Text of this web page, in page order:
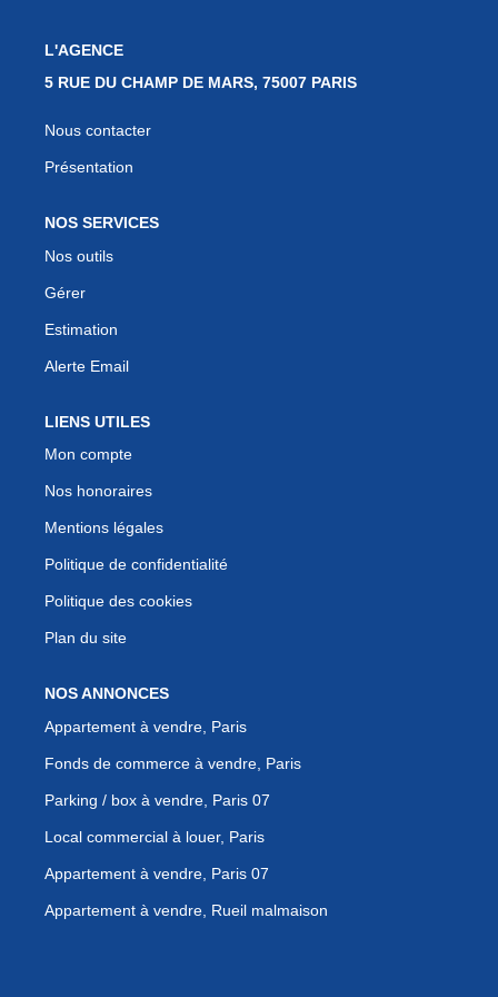
L'AGENCE
5 RUE DU CHAMP DE MARS, 75007 PARIS
Nous contacter
Présentation
NOS SERVICES
Nos outils
Gérer
Estimation
Alerte Email
LIENS UTILES
Mon compte
Nos honoraires
Mentions légales
Politique de confidentialité
Politique des cookies
Plan du site
NOS ANNONCES
Appartement à vendre, Paris
Fonds de commerce à vendre, Paris
Parking / box à vendre, Paris 07
Local commercial à louer, Paris
Appartement à vendre, Paris 07
Appartement à vendre, Rueil malmaison